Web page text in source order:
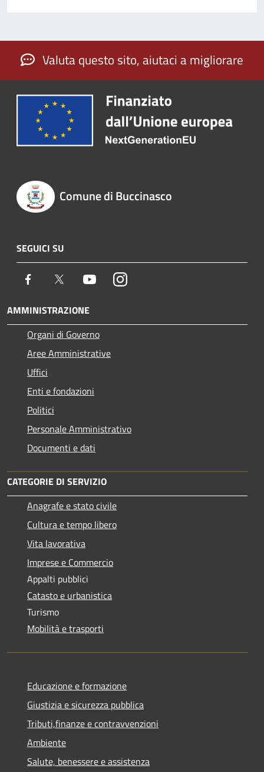
Valuta questo sito, aiutaci a migliorare
Comune di Buccinasco
SEGUICI SU
Facebook Twitter YoutubeInstagram
AMMINISTRAZIONE
Organi di Governo
Aree Amministrative
Uffici
Enti e fondazioni
Politici
Personale Amministrativo
Documenti e dati
CATEGORIE DI SERVIZIO
Anagrafe e stato civile
Cultura e tempo libero
Vita lavorativa
Imprese e Commercio
Appalti pubblici
Catasto e urbanistica
Turismo
Mobilità e trasporti
Educazione e formazione
Giustizia e sicurezza pubblica
Tributi,finanze e contravvenzioni
Ambiente
Salute, benessere e assistenza